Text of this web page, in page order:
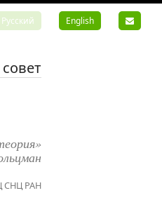
Русский English
СНЦ РАН